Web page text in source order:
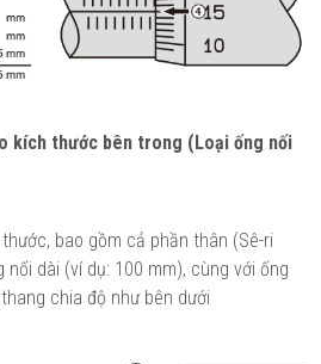
kích thước bên trong (Loại ống nối
bao gồm cả phần thân (Sê-ri
dài (ví dụ: 100 mm), cùng với ống
chia độ như bên dưới